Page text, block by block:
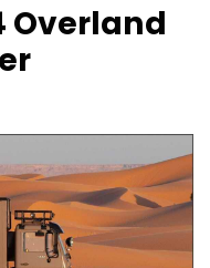
Overland